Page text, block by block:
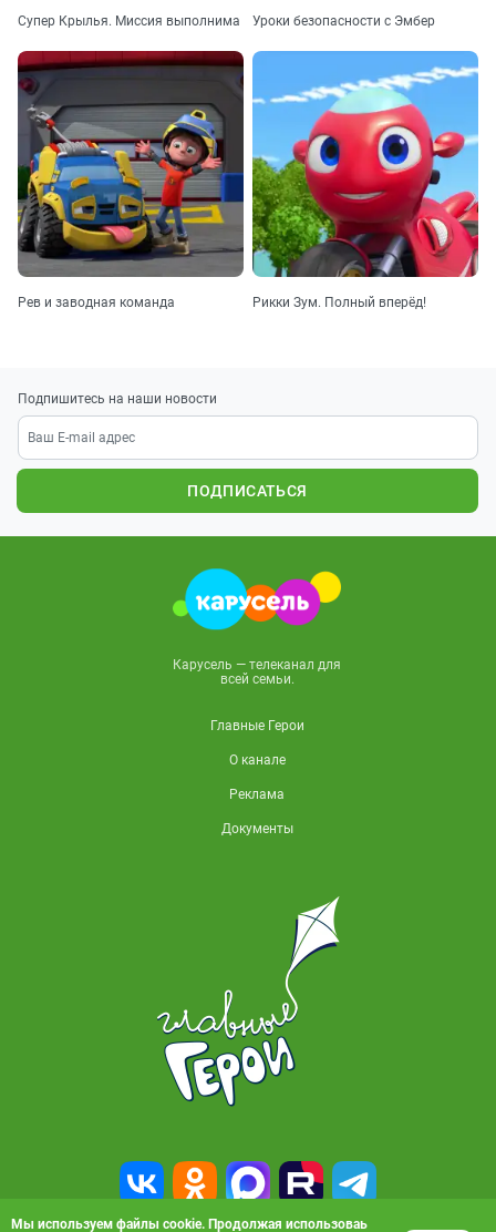
Супер Крылья. Миссия выполнима Уроки безопасности с Эмбер
Рев и заводная команда Рикки Зум. Полный вперёд!
Подпишитесь на наши новости
ПОДПИСАТЬСЯ
Карусель — телеканал для
всей семьи.
Главные Герои
О канале
Реклама
Документы
Мы используем файлы cookie. Продолжая использоваь